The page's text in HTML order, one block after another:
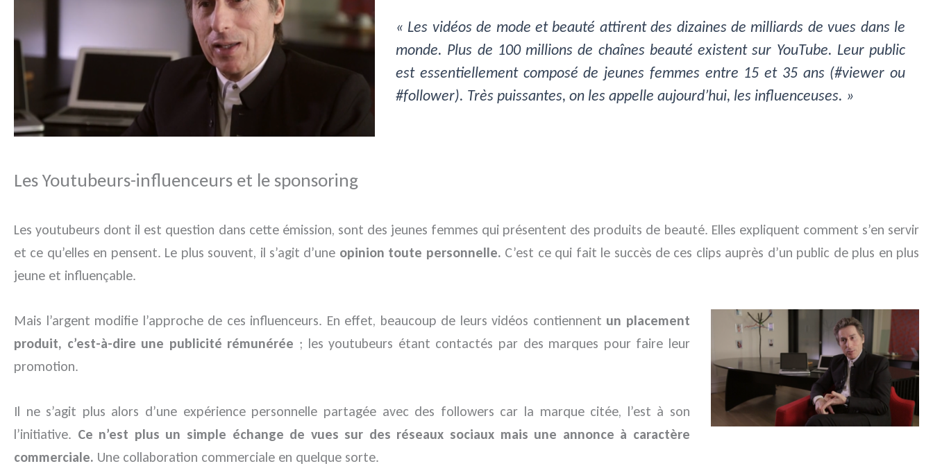
« Les vidéos de mode et beauté attirent des dizaines de milliards de vues dans le
monde. Plus de 100 millions de chaînes beauté existent sur YouTube. Leur public
est essentiellement composé de jeunes femmes entre 15 et 35 ans (#viewer ou
#follower). Très puissantes, on les appelle aujourd’hui, les influenceuses. »
Les Youtubeurs-influenceurs et le sponsoring
Les youtubeurs dont il est question dans cette émission, sont des jeunes femmes qui présentent des produits de beauté. Elles expliquent comment s’en servir
et ce qu’elles en pensent. Le plus souvent, il s’agit d’une opinion toute personnelle. C’est ce qui fait le succès de ces clips auprès d’un public de plus en plus
jeune et influençable.
Mais l’argent modifie l’approche de ces influenceurs. En effet, beaucoup de leurs vidéos contiennent un placement
produit, c’est-à-dire une publicité rémunérée ; les youtubeurs étant contactés par des marques pour faire leur
promotion.
Il ne s’agit plus alors d’une expérience personnelle partagée avec des followers car la marque citée, l’est à son
l’initiative. Ce n’est plus un simple échange de vues sur des réseaux sociaux mais une annonce à caractère
commerciale. Une collaboration commerciale en quelque sorte.